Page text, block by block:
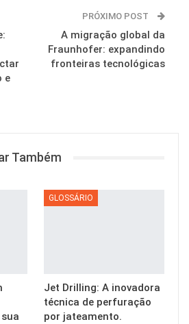
e
PRÓXIMO POST
A migração global da
Fraunhofer: expandindo
fronteiras tecnológicas
Também
GLOSSÁRIO
Jet Drilling: A inovadora
técnica de perfuração
por jateamento.